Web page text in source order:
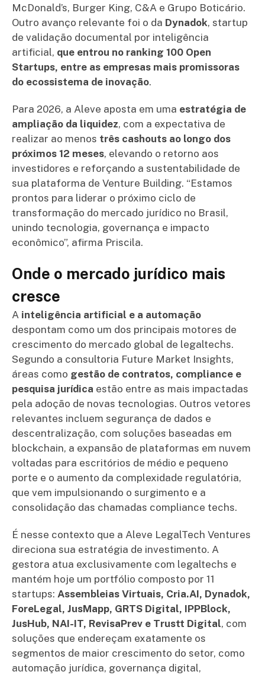
McDonald’s, Burger King, C&A e Grupo Boticário.
Outro avanço relevante foi o da Dynadok, startup
de validação documental por inteligência
artificial, que entrou no ranking 100 Open
Startups, entre as empresas mais promissoras
do ecossistema de inovação.
Para 2026, a Aleve aposta em uma estratégia de
ampliação da liquidez, com a expectativa de
realizar ao menos três cashouts ao longo dos
próximos 12 meses, elevando o retorno aos
investidores e reforçando a sustentabilidade de
sua plataforma de Venture Building. “Estamos
prontos para liderar o próximo ciclo de
transformação do mercado jurídico no Brasil,
unindo tecnologia, governança e impacto
econômico”, afirma Priscila.
Onde o mercado jurídico mais
cresce
A inteligência artificial e a automação
despontam como um dos principais motores de
crescimento do mercado global de legaltechs.
Segundo a consultoria Future Market Insights,
áreas como gestão de contratos, compliance e
pesquisa jurídica estão entre as mais impactadas
pela adoção de novas tecnologias. Outros vetores
relevantes incluem segurança de dados e
descentralização, com soluções baseadas em
blockchain, a expansão de plataformas em nuvem
voltadas para escritórios de médio e pequeno
porte e o aumento da complexidade regulatória,
que vem impulsionando o surgimento e a
consolidação das chamadas compliance techs.
É nesse contexto que a Aleve LegalTech Ventures
direciona sua estratégia de investimento. A
gestora atua exclusivamente com legaltechs e
mantém hoje um portfólio composto por 11
startups: Assembleias Virtuais, Cria.AI, Dynadok,
ForeLegal, JusMapp, GRTS Digital, IPPBlock,
JusHub, NAI-IT, RevisaPrev e Trustt Digital, com
soluções que endereçam exatamente os
segmentos de maior crescimento do setor, como
automação jurídica, governança digital,